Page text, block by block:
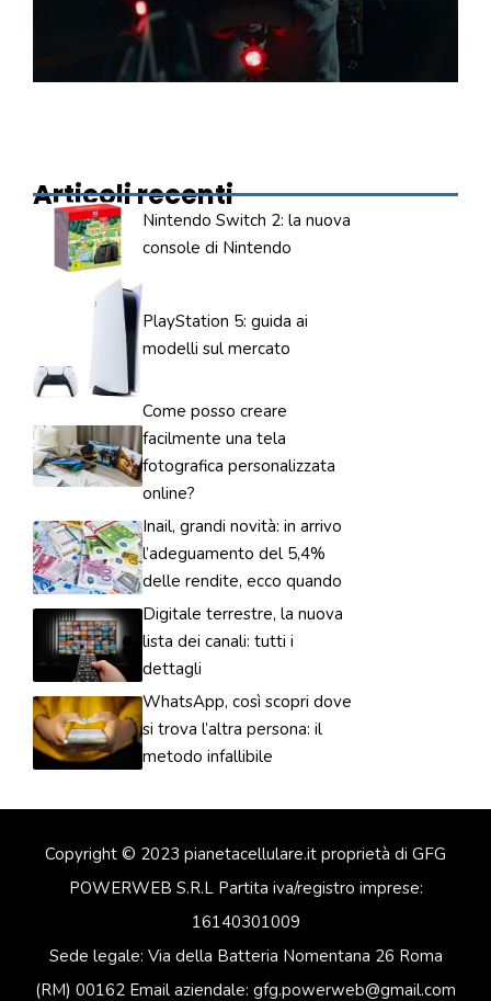
Articoli recenti
Nintendo Switch 2: la nuova
console di Nintendo
PlayStation 5: guida ai
modelli sul mercato
Come posso creare
facilmente una tela
fotografica personalizzata
online?
Inail, grandi novità: in arrivo
l’adeguamento del 5,4%
delle rendite, ecco quando
Digitale terrestre, la nuova
lista dei canali: tutti i
dettagli
WhatsApp, così scopri dove
si trova l’altra persona: il
metodo infallibile
Copyright © 2023 pianetacellulare.it proprietà di GFG
POWERWEB S.R.L Partita iva/registro imprese:
16140301009
Sede legale: Via della Batteria Nomentana 26 Roma
(RM) 00162 Email aziendale: gfg.powerweb@gmail.com